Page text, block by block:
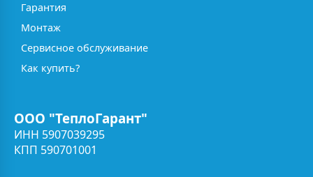
Гарантия
Монтаж
Сервисное обслуживание
Как купить?
ООО "ТеплоГарант"
ИНН 5907039295
КПП 590701001